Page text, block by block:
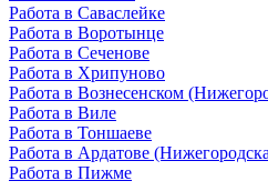
Работа в Саваслейке
Работа в Воротынце
Работа в Сеченове
Работа в Хрипуново
Работа в Вознесенском
Работа в Виле
Работа в Тоншаеве
Работа в Ардатове
Работа в Пижме